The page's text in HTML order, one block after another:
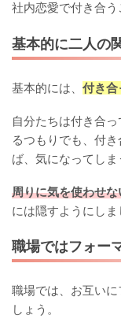
社内恋愛で付き合う
基本的に二人の
基本的には、 付き合
自分たちは付き合
るつもりでも、付
ば、気になってしま
周りに気を使わせな
には隠すようにしま
職場ではフォー
職場では、お互い
しょう。